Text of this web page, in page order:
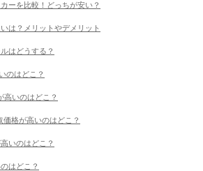
ーを比較！どっちが安い？
は？メリットやデメリット
はどうする？
のはどこ？
高いのはどこ？
価格が高いのはどこ？
いのはどこ？
はどこ？